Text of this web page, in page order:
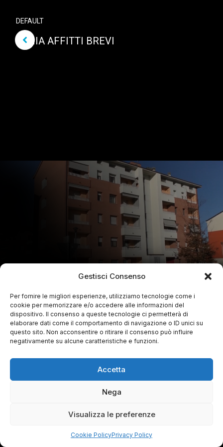
Gestisci Consenso
Per fornire le migliori esperienze, utilizziamo tecnologie come i
cookie per memorizzare e/o accedere alle informazioni del
dispositivo. Il consenso a queste tecnologie ci permetterà di
elaborare dati come il comportamento di navigazione o ID unici su
questo sito. Non acconsentire o ritirare il consenso può influire
negativamente su alcune caratteristiche e funzioni.
Accetta
Nega
Visualizza le preferenze
Cookie PolicyPrivacy Policy